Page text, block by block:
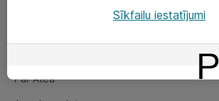
Par Atea
Par Atea
Sīkfailu iestatījumi